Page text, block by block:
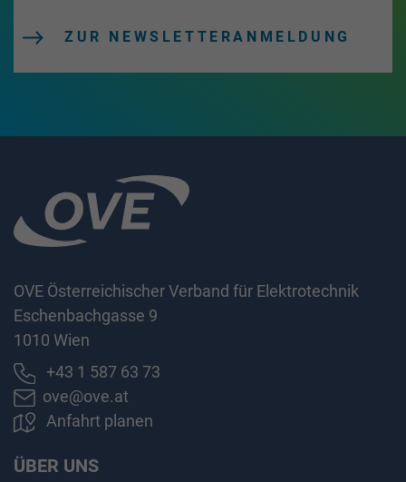
ZUR NEWSLETTERANMELDUNG
OVE Österreichischer Verband für Elektrotechnik
Eschenbachgasse 9
1010 Wien
+43 1 587 63 73
ove@ove.at
Anfahrt planen
ÜBER UNS